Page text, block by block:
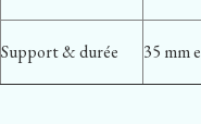
Support & durée 35 mm